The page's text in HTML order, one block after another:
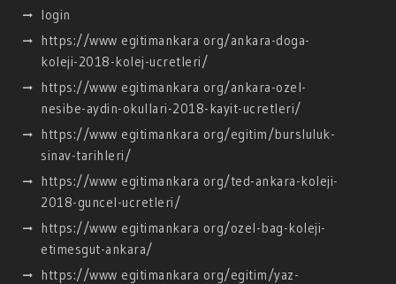
login
https://www egitimankara org/ankara-doga-
koleji-2018-kolej-ucretleri/
https://www egitimankara org/ankara-ozel-
nesibe-aydin-okullari-2018-kayit-ucretleri/
https://www egitimankara org/egitim/bursluluk-
sinav-tarihleri/
https://www egitimankara org/ted-ankara-koleji-
2018-guncel-ucretleri/
https://www egitimankara org/ozel-bag-koleji-
etimesgut-ankara/
https://www egitimankara org/egitim/yaz-